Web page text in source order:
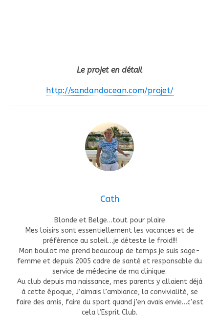
Le projet en détail
http://sandandocean.com/projet/
Cath
Blonde et Belge…tout pour plaire
Mes loisirs sont essentiellement les vacances et de
préférence au soleil…je déteste le froid!!!
Mon boulot me prend beaucoup de temps je suis sage-
femme et depuis 2005 cadre de santé et responsable du
service de médecine de ma clinique.
Au club depuis ma naissance, mes parents y allaient déjà
à cette époque, J’aimais l’ambiance, la convivialité, se
faire des amis, faire du sport quand j’en avais envie…c’est
cela l’Esprit Club.